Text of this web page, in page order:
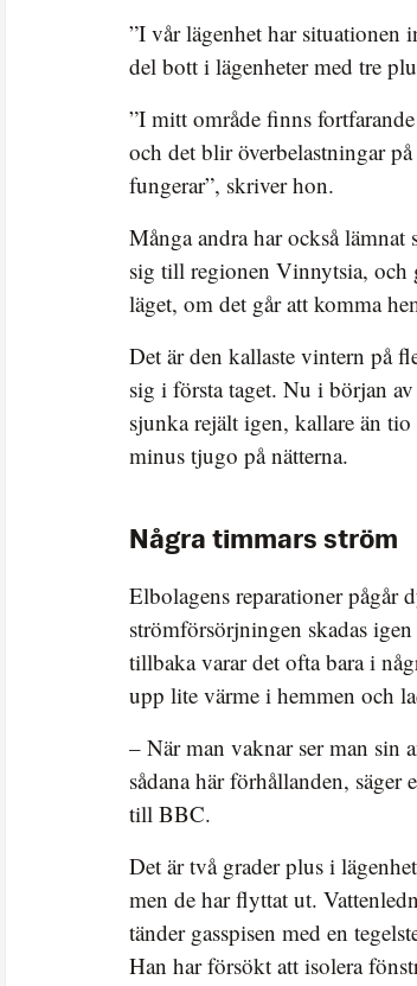
”I vår lägenhet har situationen
del bott i lägenheter med tre
”I mitt område finns
och det blir överbelastningar
fungerar”, skriver hon.
Många andra har också
sig till regionen Vinnytsia, och
läget, om det går att komma
Det är den kallaste vintern på
sig i första taget. Nu i början
sjunka rejält igen, kallare än
minus tjugo på nätterna.
Några timmars ström
Elbolagens reparationer pågår
strömförsörjningen skadas
tillbaka varar det ofta bara i
upp lite värme i hemmen och
– När man vaknar ser man sin
sådana här förhållanden,
till BBC.
Det är två grader plus i
men de har flyttat ut.
tänder gasspisen med en
Han har försökt att isolera